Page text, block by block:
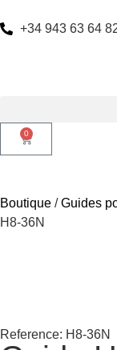
+34 943 63 64
0
Boutique /Guides
H8-36N
Reference: H8-36N